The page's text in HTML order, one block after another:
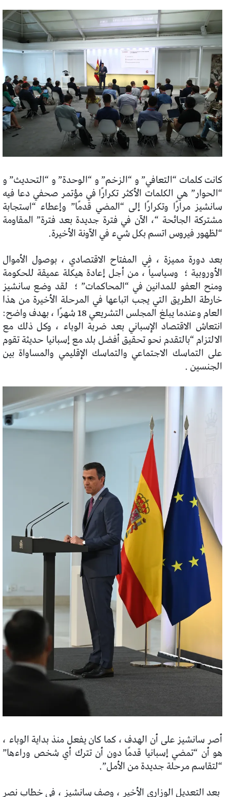
كانت كلمات “التعافي” و “الزخم” و “الوحدة” و “التحديث” و
“الحوار” هي الكلمات الأكثر تكرارًا في مؤتمر صحفي دعا فيه
سانشيز مرارًا وتكرارًا إلى “المضي قدمًا” وإعطاء “استجابة
مشتركة الجائحة “، الآن في فترة جديدة بعد فترة” المقاومة
“لظهور فيروس اتسم بكل شيء في الآونة الأخيرة.
بعد دورة مميزة ، في المفتاح الاقتصادي ، بوصول الأموال
الأوروبية ؛ وسياسياً ، من أجل إعادة هيكلة عميقة للحكومة
ومنح العفو للمدانين في “المحاكمات” ؛ لقد وضع سانشيز
خارطة الطريق التي يجب اتباعها في المرحلة الأخيرة من هذا
العام وعندما يبلغ المجلس التشريعي 18 شهرًا ، بهدف واضح:
انتعاش الاقتصاد الإسباني بعد ضربة الوباء ، وكل ذلك مع
الالتزام “بالتقدم نحو تحقيق أفضل بلد مع إسبانيا حديثة تقوم
على التماسك الاجتماعي والتماسك الإقليمي والمساواة بين
الجنسين .
أصر سانشيز على أن الهدف ، كما كان يفعل منذ بداية الوباء ،
هو أن “تمضي إسبانيا قدمًا دون أن تترك أي شخص وراءها”
“لتقاسم مرحلة جديدة من الأمل”.
بعد التعديل الوزاري الأخير ، وصف سانشيز ، في خطاب نصر